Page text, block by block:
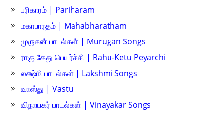
பரிகாரம் | Pariharam
மகாபாரதம் | Mahabharatham
முருகன் பாடல்கள் | Murugan Songs
ராகு கேது பெயர்ச்சி | Rahu-Ketu Peyarchi
லக்ஷ்மி பாடல்கள் | Lakshmi Songs
வாஸ்து | Vastu
விநாயகர் பாடல்கள் | Vinayakar Songs